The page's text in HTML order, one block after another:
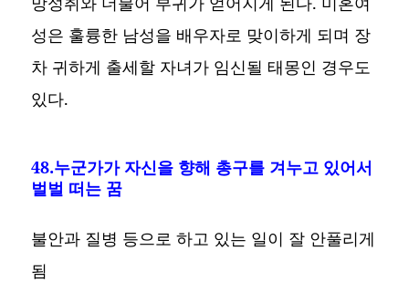
성은 훌륭한 남성을 배우자로 맞이하게 되며 장
차 귀하게 출세할 자녀가 임신될 태몽인 경우도
있다.
48.누군가가 자신을 향해 총구를 겨누고 있어서
벌벌 떠는 꿈
불안과 질병 등으로 하고 있는 일이 잘 안풀리게
됨